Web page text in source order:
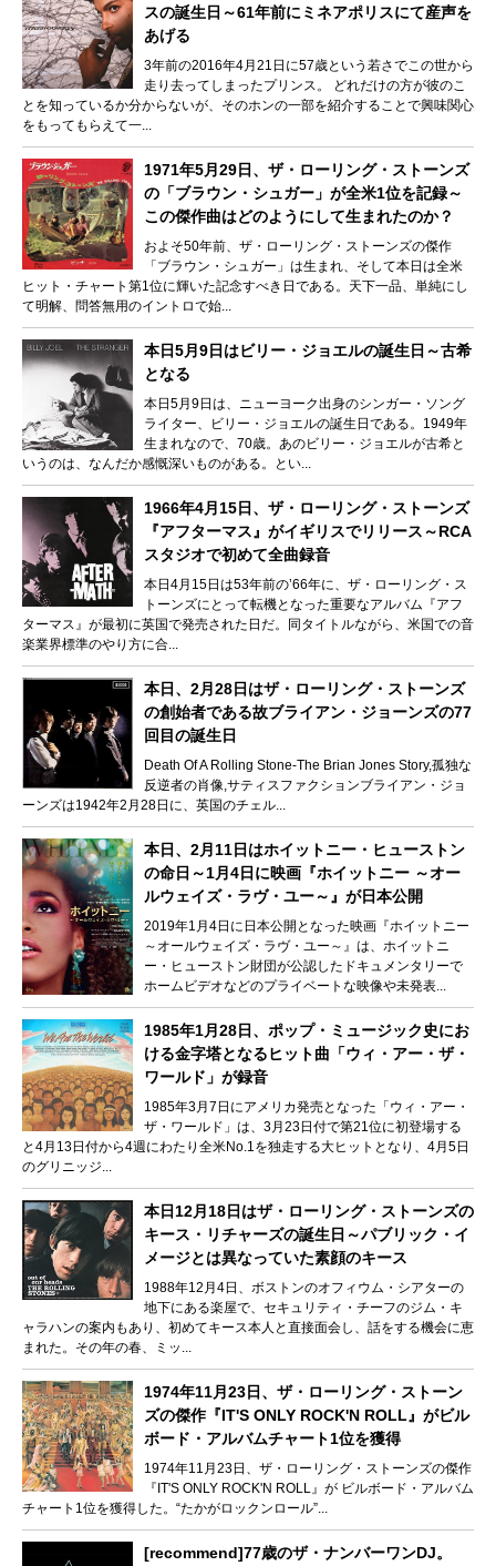
スの誕生日～61年前にミネアポリスにて産声を
あげる
3年前の2016年4月21日に57歳という若さでこの世から
走り去ってしまったプリンス。 どれだけの方が彼のこ
とを知っているか分からないが、そのホンの一部を紹介することで興味関心
をもってもらえて一...
1971年5月29日、ザ・ローリング・ストーンズ
の「ブラウン・シュガー」が全米1位を記録～
この傑作曲はどのようにして生まれたのか？
およそ50年前、ザ・ローリング・ストーンズの傑作
「ブラウン・シュガー」は生まれ、そして本日は全米
ヒット・チャート第1位に輝いた記念すべき日である。天下一品、単純にし
て明解、問答無用のイントロで始...
本日5月9日はビリー・ジョエルの誕生日～古希
となる
本日5月9日は、ニューヨーク出身のシンガー・ソング
ライター、ビリー・ジョエルの誕生日である。1949年
生まれなので、70歳。あのビリー・ジョエルが古希と
いうのは、なんだか感慨深いものがある。とい...
1966年4月15日、ザ・ローリング・ストーンズ
『アフターマス』がイギリスでリリース～RCA
スタジオで初めて全曲録音
本日4月15日は53年前の’66年に、ザ・ローリング・ス
トーンズにとって転機となった重要なアルバム『アフ
ターマス』が最初に英国で発売された日だ。同タイトルながら、米国での音
楽業界標準のやり方に合...
本日、2月28日はザ・ローリング・ストーンズ
の創始者である故ブライアン・ジョーンズの77
回目の誕生日
Death Of A Rolling Stone-The Brian Jones Story,孤独な
反逆者の肖像,サティスファクションブライアン・ジョ
ーンズは1942年2月28日に、英国のチェル...
本日、2月11日はホイットニー・ヒューストン
の命日～1月4日に映画『ホイットニー ～オー
ルウェイズ・ラヴ・ユー～』が日本公開
2019年1月4日に日本公開となった映画『ホイットニー
～オールウェイズ・ラヴ・ユー～』は、ホイットニ
ー・ヒューストン財団が公認したドキュメンタリーで
ホームビデオなどのプライベートな映像や未発表...
1985年1月28日、ポップ・ミュージック史にお
ける金字塔となるヒット曲「ウィ・アー・ザ・
ワールド」が録音
1985年3月7日にアメリカ発売となった「ウィ・アー・
ザ・ワールド」は、3月23日付で第21位に初登場する
と4月13日付から4週にわたり全米No.1を独走する大ヒットとなり、4月5日
のグリニッジ...
本日12月18日はザ・ローリング・ストーンズの
キース・リチャーズの誕生日～パブリック・イ
メージとは異なっていた素顔のキース
1988年12月4日、ボストンのオフィウム・シアターの
地下にある楽屋で、セキュリティ・チーフのジム・キ
ャラハンの案内もあり、初めてキース本人と直接面会し、話をする機会に恵
まれた。その年の春、ミッ...
1974年11月23日、ザ・ローリング・ストーン
ズの傑作『IT'S ONLY ROCK'N ROLL』がビル
ボード・アルバムチャート1位を獲得
1974年11月23日、ザ・ローリング・ストーンズの傑作
『IT'S ONLY ROCK'N ROLL』が ビルボード・アルバム
チャート1位を獲得した。“たかがロックンロール”...
[recommend]77歳のザ・ナンバーワンDJ。